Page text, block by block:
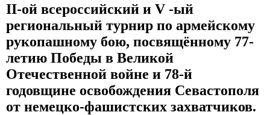
II-ой всероссийский и V -ый
региональный турнир по армейскому
рукопашному бою, посвящённому 77-
летию Победы в Великой
Отечественной войне и 78-й
годовщине освобождения Севастополя
от немецко-фашистских захватчиков.